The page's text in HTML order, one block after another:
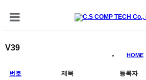
V39
HOME
번호 제목 등록자